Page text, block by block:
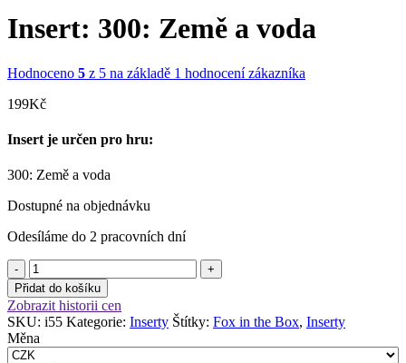
Insert: 300: Země a voda
Hodnoceno 5 z 5 na základě 1 hodnocení zákazníka
199Kč
Insert je určen pro hru:
300: Země a voda
Dostupné na objednávku
Odesíláme do 2 pracovních dní
Insert:
300:
Země
a
voda
množství
Přidat do košíku
Zobrazit historii cen
SKU: i55 Kategorie: Inserty Štítky: Fox in the Box, Inserty
Měna